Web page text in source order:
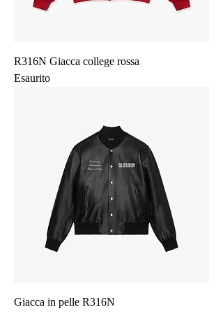
R316N Giacca college rossa
Esaurito
Giacca in pelle R316N